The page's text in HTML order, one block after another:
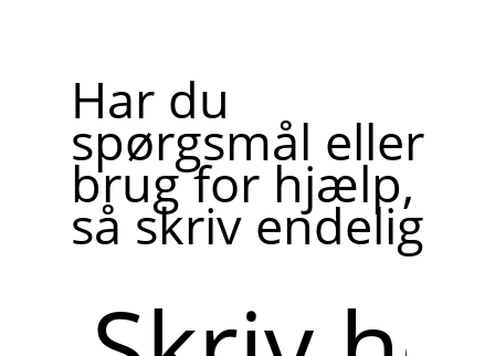
Har du
spørgsmål eller
brug for hjælp,
så skriv endelig
her